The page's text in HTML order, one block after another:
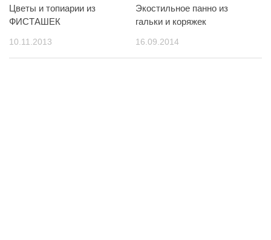
Цветы и топиарии из
ФИСТАШЕК
10.11.2013
Экостильное панно из
гальки и коряжек
16.09.2014